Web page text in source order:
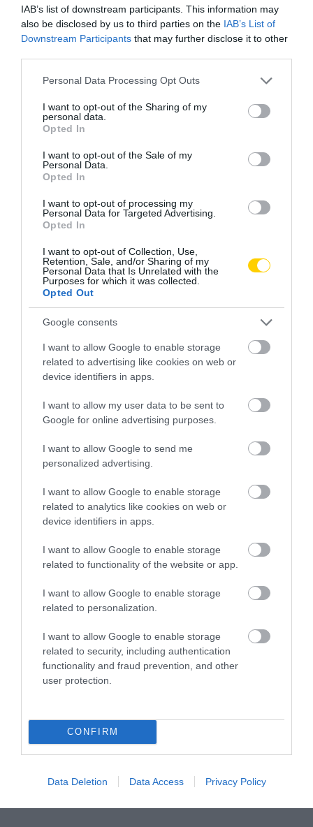
IAB’s list of downstream participants. This information may
also be disclosed by us to third parties on the IAB’s List of
Downstream Participants that may further disclose it to other
Please note that this website/app uses one or more Google
not limited to your visit or usage behaviour. You may click to
grant or deny consent to Google and its third-party tags to
use your data for below specified purposes in below Google
consent section.
Personal Data Processing Opt Outs
I want to opt-out of the Sharing of my
personal data.
Opted In
I want to opt-out of the Sale of my
Personal Data.
Opted In
I want to opt-out of processing my
Personal Data for Targeted Advertising.
Opted In
I want to opt-out of Collection, Use,
Retention, Sale, and/or Sharing of my
Personal Data that Is Unrelated with the
Purposes for which it was collected.
Opted Out
Google consents
I want to allow Google to enable storage
related to advertising like cookies on web or
device identifiers in apps.
I want to allow my user data to be sent to
Google for online advertising purposes.
I want to allow Google to send me
personalized advertising.
I want to allow Google to enable storage
related to analytics like cookies on web or
device identifiers in apps.
I want to allow Google to enable storage
related to functionality of the website or app.
I want to allow Google to enable storage
related to personalization.
I want to allow Google to enable storage
related to security, including authentication
functionality and fraud prevention, and other
user protection.
CONFIRM
Data Deletion Data Access Privacy Policy
Kiemelt kép: Jerzy Strzelecki/Wikimedia Commons